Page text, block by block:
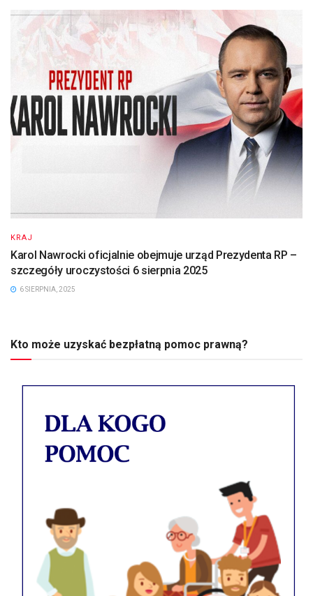
KRAJ
Karol Nawrocki oficjalnie obejmuje urząd Prezydenta RP –
szczegóły uroczystości 6 sierpnia 2025
6 SIERPNIA, 2025
Kto może uzyskać bezpłatną pomoc prawną?